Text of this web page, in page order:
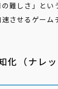
難しさ」とい
させるゲーム
化（ナレ